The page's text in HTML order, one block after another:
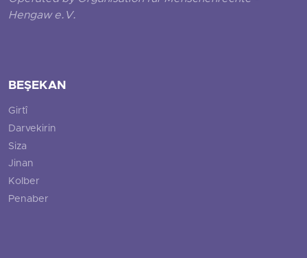
Hengaw e.V.
BEŞEKAN
Girtî
Darvekirin
Siza
Jinan
Kolber
Penaber